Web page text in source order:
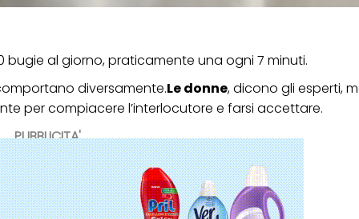
PUBBLICITA'
al giorno, praticamente una ogni 7 minuti.
diversamente.Le donne, dicono gli esperti,
per compiacere l’interlocutore e farsi accettare.